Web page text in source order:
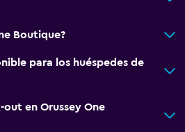
Boutique?
para los huéspedes de
out en Orussey One